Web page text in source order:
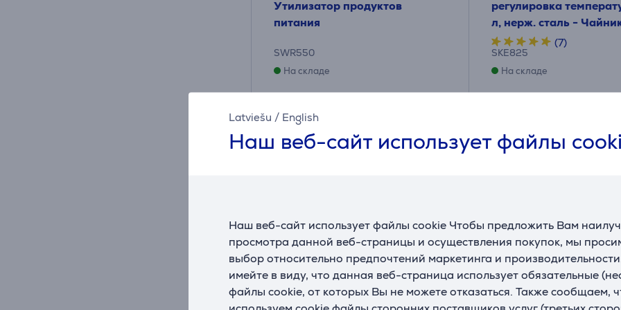
Latviešu / English
Наш веб-сайт использует файлы
Наш веб-сайт использует файлы cookie Чтобы предложить Вам
просмотра данной веб-страницы и осуществления покупок, мы
выбор относительно предпочтений маркетинга и
имейте в виду, что данная веб-страница использует обязательные
файлы cookie, от которых Вы не можете отказаться. Также сообщаем,
Утилизатор продуктов
питания
SWR550
На складе
Цена:
479.99 €
10 месяцев 51 €
pегулировка
л, нерж. сталь -
(7)
SKE825
На складе
Цена:
10 месяцев 16 €